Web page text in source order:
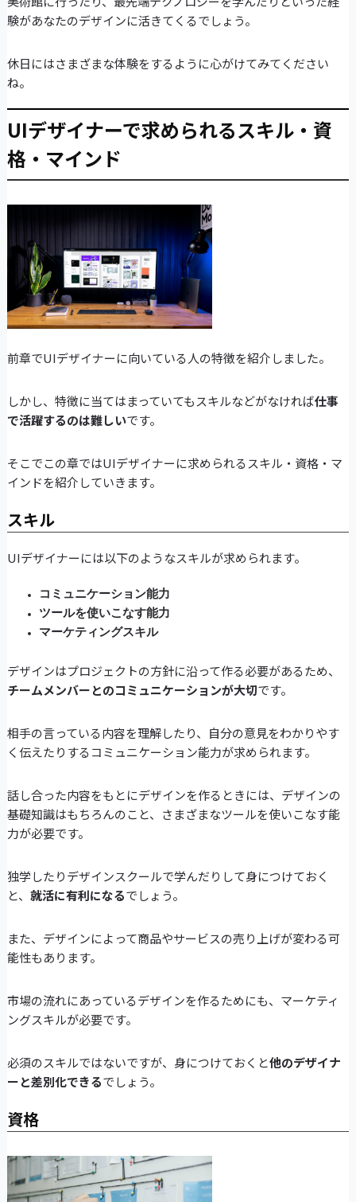
験があなたのデザインに活きてくるでしょう。
休日にはさまざまな体験をするように心がけてみてください
ね。
UIデザイナーで求められるスキル・資
格・マインド
前章でUIデザイナーに向いている人の特徴を紹介しました。
しかし、特徴に当てはまっていてもスキルなどがなければ仕事
で活躍するのは難しいです。
そこでこの章ではUIデザイナーに求められるスキル・資格・マ
インドを紹介していきます。
スキル
UIデザイナーには以下のようなスキルが求められます。
コミュニケーション能力
ツールを使いこなす能力
マーケティングスキル
デザインはプロジェクトの方針に沿って作る必要があるため、
チームメンバーとのコミュニケーションが大切です。
相手の言っている内容を理解したり、自分の意見をわかりやす
く伝えたりするコミュニケーション能力が求められます。
話し合った内容をもとにデザインを作るときには、デザインの
基礎知識はもちろんのこと、さまざまなツールを使いこなす能
力が必要です。
独学したりデザインスクールで学んだりして身につけておく
と、 就活に有利になるでしょう。
また、デザインによって商品やサービスの売り上げが変わる可
能性もあります。
市場の流れにあっているデザインを作るためにも、マーケティ
ングスキルが必要です。
必須のスキルではないですが、身につけておくと他のデザイナ
ーと差別化できるでしょう。
資格